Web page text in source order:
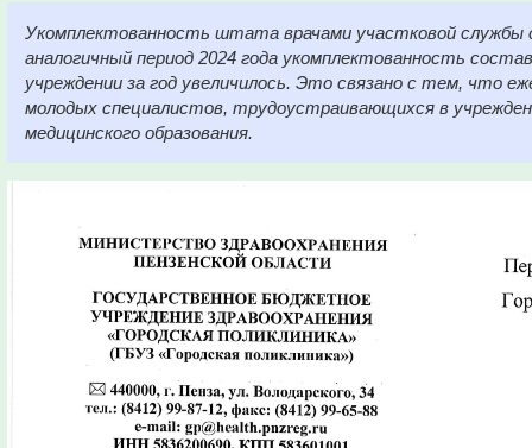
Укомплектованность штата врачами участковой службы
аналогичный период 2024 года укомплектованность
учреждении за год увеличилось. Это связано с тем, что
молодых специалистов, трудоустраивающихся в
медицинского образования.